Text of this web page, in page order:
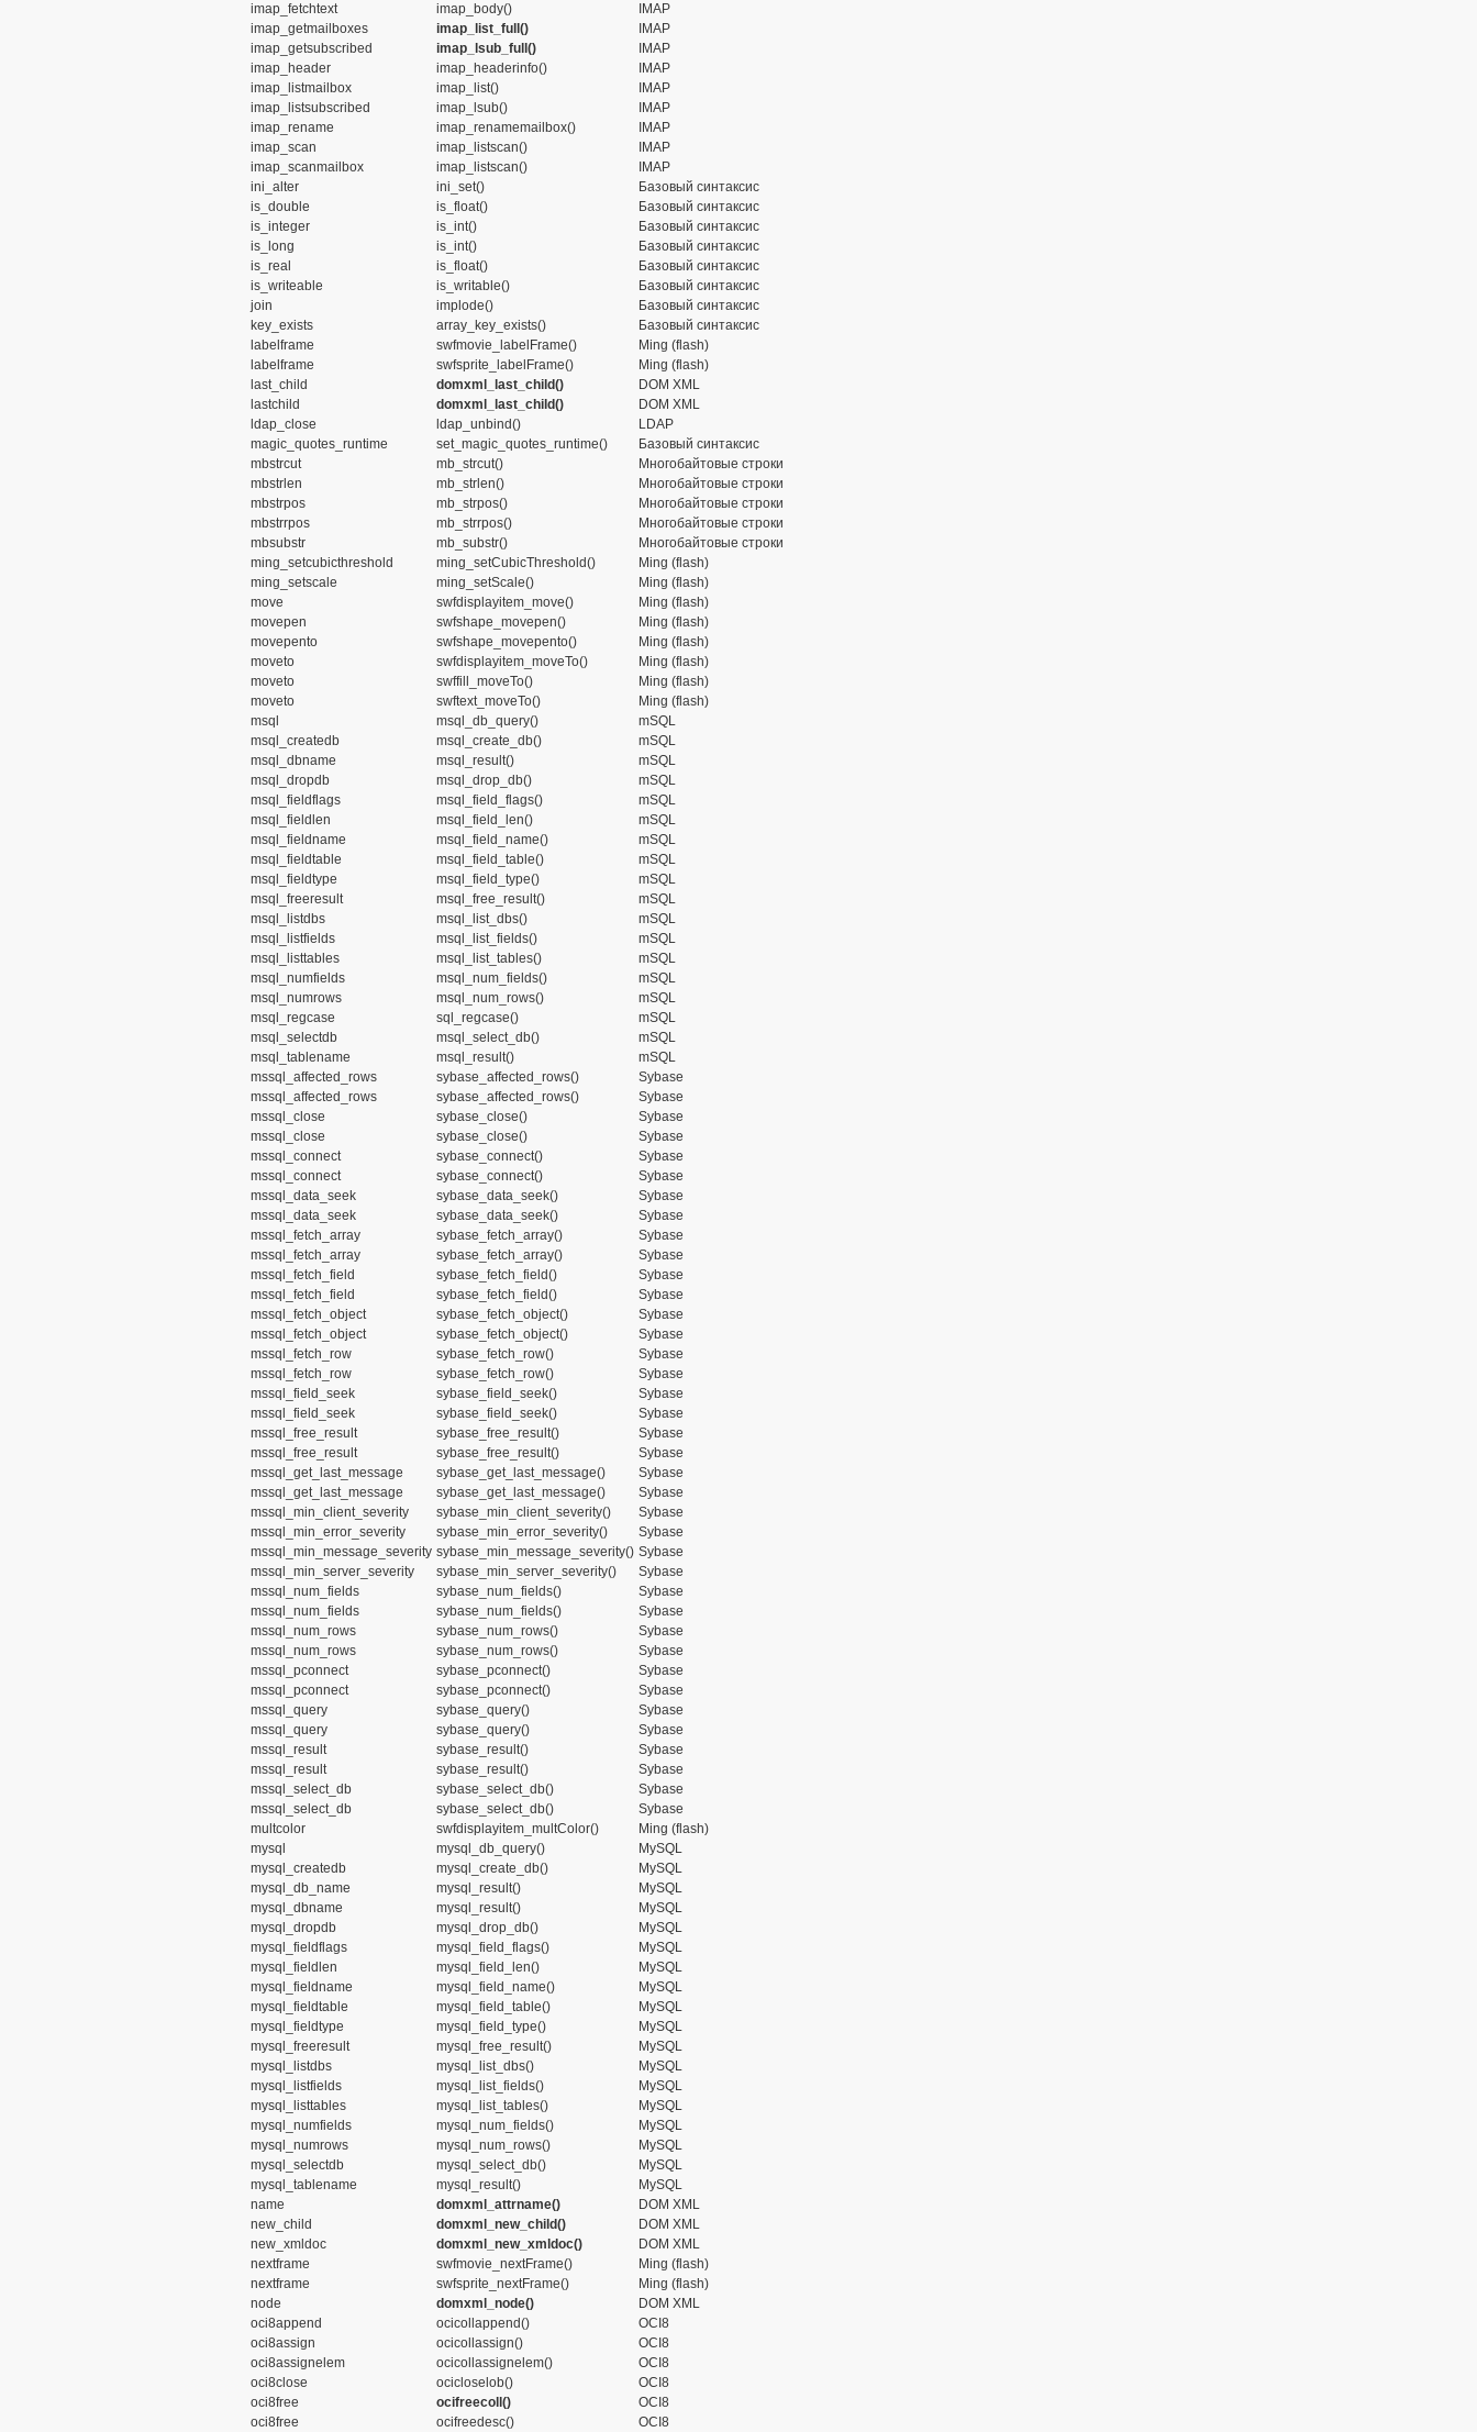
imap_fetchtext
imap_body()
IMAP
imap_getmailboxes
imap_list_full()
IMAP
imap_getsubscribed
imap_lsub_full()
IMAP
imap_header
imap_headerinfo()
IMAP
imap_listmailbox
imap_list()
IMAP
imap_listsubscribed
imap_lsub()
IMAP
imap_rename
imap_renamemailbox()
IMAP
imap_scan
imap_listscan()
IMAP
imap_scanmailbox
imap_listscan()
IMAP
ini_alter
ini_set()
Базовый синтаксис
is_double
is_float()
Базовый синтаксис
is_integer
is_int()
Базовый синтаксис
is_long
is_int()
Базовый синтаксис
is_real
is_float()
Базовый синтаксис
is_writeable
is_writable()
Базовый синтаксис
join
implode()
Базовый синтаксис
key_exists
array_key_exists()
Базовый синтаксис
labelframe
swfmovie_labelFrame()
Ming (flash)
labelframe
swfsprite_labelFrame()
Ming (flash)
last_child
domxml_last_child()
DOM XML
lastchild
domxml_last_child()
DOM XML
ldap_close
ldap_unbind()
LDAP
magic_quotes_runtime
set_magic_quotes_runtime()
Базовый синтаксис
mbstrcut
mb_strcut()
Многобайтовые строки
mbstrlen
mb_strlen()
Многобайтовые строки
mbstrpos
mb_strpos()
Многобайтовые строки
mbstrrpos
mb_strrpos()
Многобайтовые строки
mbsubstr
mb_substr()
Многобайтовые строки
ming_setcubicthreshold
ming_setCubicThreshold()
Ming (flash)
ming_setscale
ming_setScale()
Ming (flash)
move
swfdisplayitem_move()
Ming (flash)
movepen
swfshape_movepen()
Ming (flash)
movepento
swfshape_movepento()
Ming (flash)
moveto
swfdisplayitem_moveTo()
Ming (flash)
moveto
swffill_moveTo()
Ming (flash)
moveto
swftext_moveTo()
Ming (flash)
msql
msql_db_query()
mSQL
msql_createdb
msql_create_db()
mSQL
msql_dbname
msql_result()
mSQL
msql_dropdb
msql_drop_db()
mSQL
msql_fieldflags
msql_field_flags()
mSQL
msql_fieldlen
msql_field_len()
mSQL
msql_fieldname
msql_field_name()
mSQL
msql_fieldtable
msql_field_table()
mSQL
msql_fieldtype
msql_field_type()
mSQL
msql_freeresult
msql_free_result()
mSQL
msql_listdbs
msql_list_dbs()
mSQL
msql_listfields
msql_list_fields()
mSQL
msql_listtables
msql_list_tables()
mSQL
msql_numfields
msql_num_fields()
mSQL
msql_numrows
msql_num_rows()
mSQL
msql_regcase
sql_regcase()
mSQL
msql_selectdb
msql_select_db()
mSQL
msql_tablename
msql_result()
mSQL
mssql_affected_rows
sybase_affected_rows()
Sybase
mssql_affected_rows
sybase_affected_rows()
Sybase
mssql_close
sybase_close()
Sybase
mssql_close
sybase_close()
Sybase
mssql_connect
sybase_connect()
Sybase
mssql_connect
sybase_connect()
Sybase
mssql_data_seek
sybase_data_seek()
Sybase
mssql_data_seek
sybase_data_seek()
Sybase
mssql_fetch_array
sybase_fetch_array()
Sybase
mssql_fetch_array
sybase_fetch_array()
Sybase
mssql_fetch_field
sybase_fetch_field()
Sybase
mssql_fetch_field
sybase_fetch_field()
Sybase
mssql_fetch_object
sybase_fetch_object()
Sybase
mssql_fetch_object
sybase_fetch_object()
Sybase
mssql_fetch_row
sybase_fetch_row()
Sybase
mssql_fetch_row
sybase_fetch_row()
Sybase
mssql_field_seek
sybase_field_seek()
Sybase
mssql_field_seek
sybase_field_seek()
Sybase
mssql_free_result
sybase_free_result()
Sybase
mssql_free_result
sybase_free_result()
Sybase
mssql_get_last_message
sybase_get_last_message()
Sybase
mssql_get_last_message
sybase_get_last_message()
Sybase
mssql_min_client_severity
sybase_min_client_severity()
Sybase
mssql_min_error_severity
sybase_min_error_severity()
Sybase
mssql_min_message_severity sybase_min_message_severity() Sybase
mssql_min_server_severity
sybase_min_server_severity()
Sybase
mssql_num_fields
sybase_num_fields()
Sybase
mssql_num_fields
sybase_num_fields()
Sybase
mssql_num_rows
sybase_num_rows()
Sybase
mssql_num_rows
sybase_num_rows()
Sybase
mssql_pconnect
sybase_pconnect()
Sybase
mssql_pconnect
sybase_pconnect()
Sybase
mssql_query
sybase_query()
Sybase
mssql_query
sybase_query()
Sybase
mssql_result
sybase_result()
Sybase
mssql_result
sybase_result()
Sybase
mssql_select_db
sybase_select_db()
Sybase
mssql_select_db
sybase_select_db()
Sybase
multcolor
swfdisplayitem_multColor()
Ming (flash)
mysql
mysql_db_query()
MySQL
mysql_createdb
mysql_create_db()
MySQL
mysql_db_name
mysql_result()
MySQL
mysql_dbname
mysql_result()
MySQL
mysql_dropdb
mysql_drop_db()
MySQL
mysql_fieldflags
mysql_field_flags()
MySQL
mysql_fieldlen
mysql_field_len()
MySQL
mysql_fieldname
mysql_field_name()
MySQL
mysql_fieldtable
mysql_field_table()
MySQL
mysql_fieldtype
mysql_field_type()
MySQL
mysql_freeresult
mysql_free_result()
MySQL
mysql_listdbs
mysql_list_dbs()
MySQL
mysql_listfields
mysql_list_fields()
MySQL
mysql_listtables
mysql_list_tables()
MySQL
mysql_numfields
mysql_num_fields()
MySQL
mysql_numrows
mysql_num_rows()
MySQL
mysql_selectdb
mysql_select_db()
MySQL
mysql_tablename
mysql_result()
MySQL
name
domxml_attrname()
DOM XML
new_child
domxml_new_child()
DOM XML
new_xmldoc
domxml_new_xmldoc()
DOM XML
nextframe
swfmovie_nextFrame()
Ming (flash)
nextframe
swfsprite_nextFrame()
Ming (flash)
node
domxml_node()
DOM XML
oci8append
ocicollappend()
OCI8
oci8assign
ocicollassign()
OCI8
oci8assignelem
ocicollassignelem()
OCI8
oci8close
ocicloselob()
OCI8
oci8free
ocifreecoll()
OCI8
oci8free
ocifreedesc() OCI8